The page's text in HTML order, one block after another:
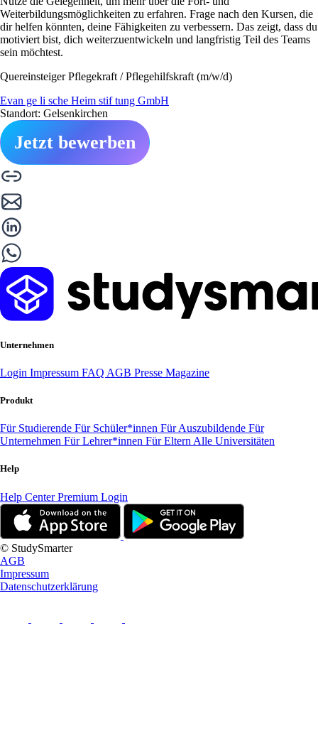
Weiterbildungsmöglichkeiten zu erfahren. Frage nach den Kursen, die
dir helfen könnten, deine Fähigkeiten zu verbessern. Das zeigt, dass du
motiviert bist, dich weiterzuentwickeln und langfristig Teil des Teams
sein möchtest.
Quereinsteiger Pflegekraft / Pflegehilfskraft (m/w/d)
Evan ge li sche Heim stif tung GmbH
Standort: Gelsenkirchen
Jetzt bewerben
Unternehmen
Login Impressum FAQ AGB Presse Magazine
Produkt
Für Studierende Für Schüler*innen Für Auszubildende Für
Unternehmen Für Lehrer*innen Für Eltern Alle Universitäten
Help
Help CenterPremium Login
© StudySmarter
AGB
Impressum
Datenschutzerklärung